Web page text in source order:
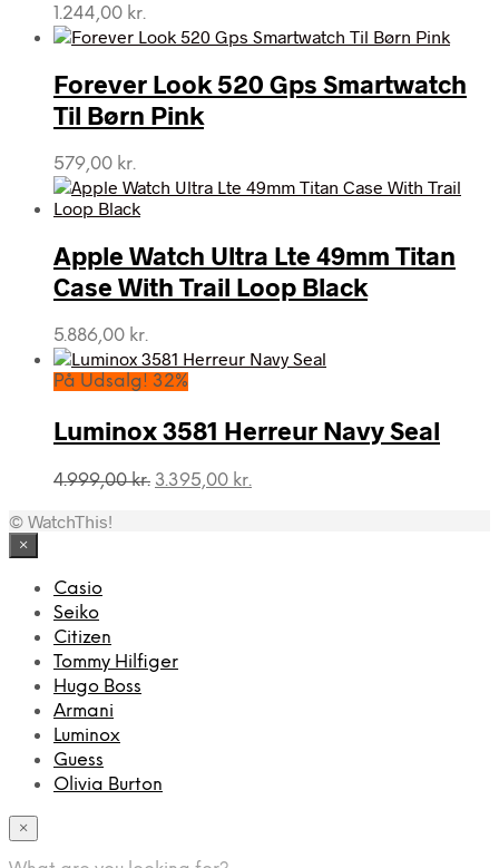
1.244,00 kr.
Forever Look 520 Gps Smartwatch
Til Børn Pink
579,00 kr.
Apple Watch Ultra Lte 49mm Titan
Case With Trail Loop Black
5.886,00 kr.
På Udsalg! 32%
Luminox 3581 Herreur Navy Seal
4.999,00kr. Den
3.395,00 kr.
© WatchThis!
×
Casio
Seiko
Citizen
Tommy Hilfiger
Hugo Boss
Armani
Luminox
Guess
Olivia Burton
×